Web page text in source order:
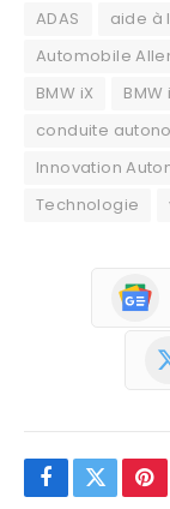
ADAS aide à
Automobile
BMW iX
BMW
conduite
Innovation
Technologie
Facebook
Twitter